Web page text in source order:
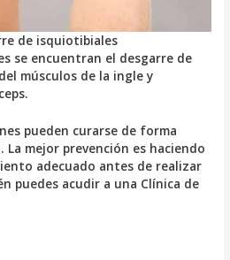
de isquiotibiales
se encuentran el desgarre de
músculos de la ingle y
pueden curarse de forma
La mejor prevención es haciendo
adecuado antes de realizar
puedes acudir a una Clínica de